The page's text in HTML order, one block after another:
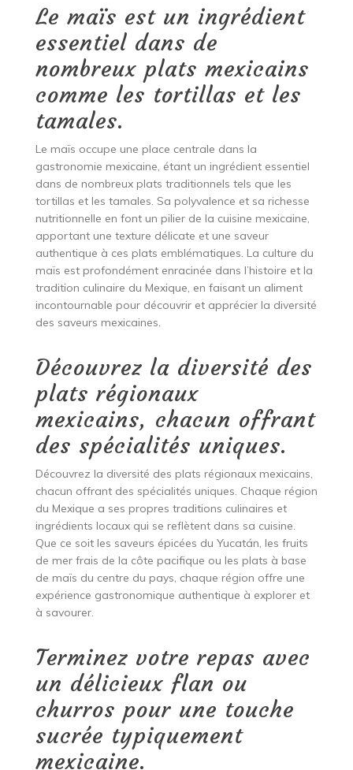
Le maïs est un ingrédient
essentiel dans de
nombreux plats mexicains
comme les tortillas et les
tamales.
Le maïs occupe une place centrale dans la
gastronomie mexicaine, étant un ingrédient essentiel
dans de nombreux plats traditionnels tels que les
tortillas et les tamales. Sa polyvalence et sa richesse
nutritionnelle en font un pilier de la cuisine mexicaine,
apportant une texture délicate et une saveur
authentique à ces plats emblématiques. La culture du
maïs est profondément enracinée dans l’histoire et la
tradition culinaire du Mexique, en faisant un aliment
incontournable pour découvrir et apprécier la diversité
des saveurs mexicaines.
Découvrez la diversité des
plats régionaux
mexicains, chacun offrant
des spécialités uniques.
Découvrez la diversité des plats régionaux mexicains,
chacun offrant des spécialités uniques. Chaque région
du Mexique a ses propres traditions culinaires et
ingrédients locaux qui se reflètent dans sa cuisine.
Que ce soit les saveurs épicées du Yucatán, les fruits
de mer frais de la côte pacifique ou les plats à base
de maïs du centre du pays, chaque région offre une
expérience gastronomique authentique à explorer et
à savourer.
Terminez votre repas avec
un délicieux flan ou
churros pour une touche
sucrée typiquement
mexicaine.